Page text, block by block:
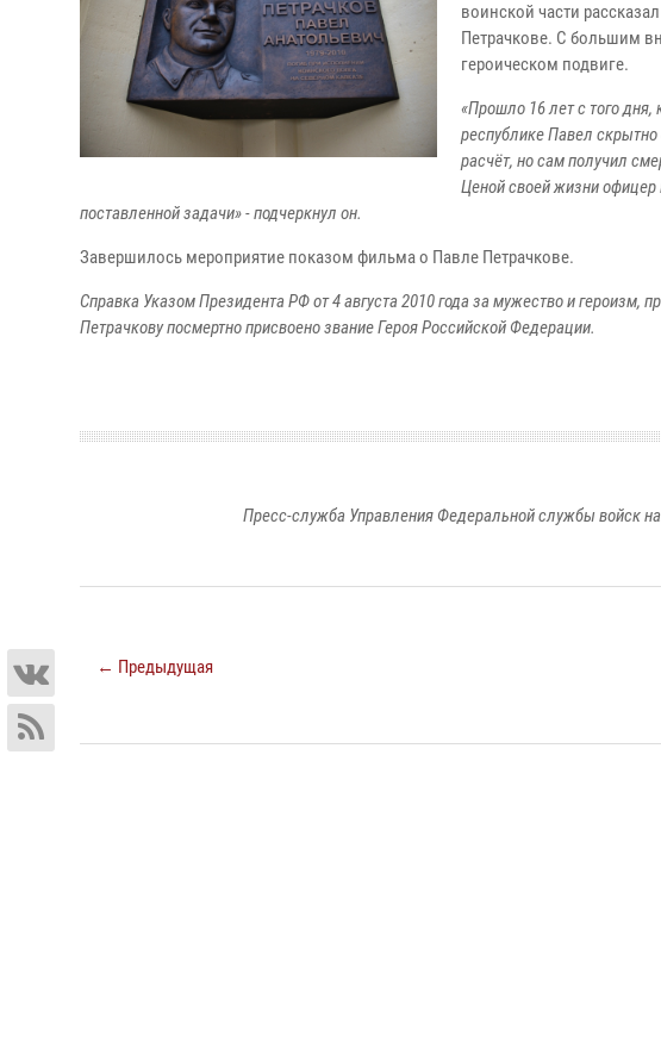
воинской части
Петрачкове. С большим
героическом подвиге.
«Прошло 16 лет с того дня,
республике Павел
расчёт, но сам получил
Ценой своей жизни офицер
поставленной задачи» - подчеркнул он.
Завершилось мероприятие показом фильма о Павле Петрачкове.
Справка Указом Президента РФ от 4 августа 2010 года за мужество и героизм,
Петрачкову посмертно присвоено звание Героя Российской Федерации.
Пресс-служба Управления Федеральной службы войск
← Предыдущая